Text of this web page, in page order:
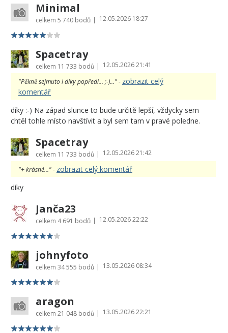
Minimal
celkem 5 740 bodů | 12.05.2026 18:27
Spacetray
celkem 11 733 bodů | 12.05.2026 21:41
"Pěkně sejmuto i díky popředí... ;-)..." - zobrazit celý
komentář
díky :-) Na západ slunce to bude určitě lepší, vždycky sem
chtěl tohle místo navštívit a byl sem tam v pravé poledne.
Spacetray
celkem 11 733 bodů | 12.05.2026 21:42
"+ krásné..." - zobrazit celý komentář
díky
Janča23
celkem 4 691 bodů | 12.05.2026 22:22
johnyfoto
celkem 34 555 bodů | 13.05.2026 08:34
aragon
celkem 21 048 bodů | 13.05.2026 22:21